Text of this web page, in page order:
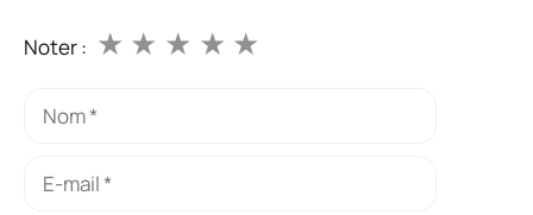
Noter : ★
★
★
★
★
Nom